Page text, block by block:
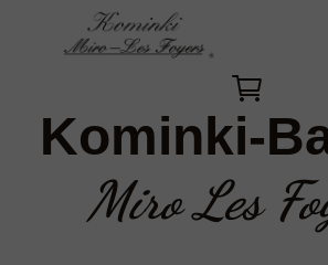
Kominki-
Miro Les